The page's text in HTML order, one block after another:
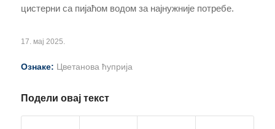
цистерни са пијаћом водом за најнужније потребе.
17. мај 2025.
Ознаке: Цветанова ћуприја
Подели овај текст